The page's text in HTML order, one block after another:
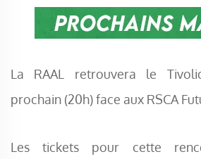
La RAAL retrouvera le
prochain (20h) face aux RSCA
Les tickets pour cette